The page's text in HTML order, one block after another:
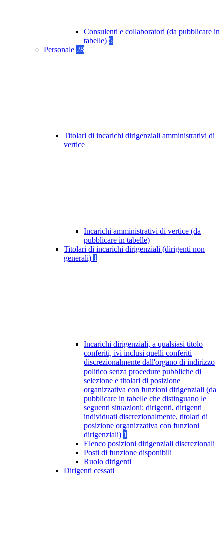
Consulenti e collaboratori (da pubblicare in
tabelle) 5
Personale 28
Titolari di incarichi dirigenziali amministrativi di
vertice
Incarichi amministrativi di vertice (da
pubblicare in tabelle)
Titolari di incarichi dirigenziali (dirigenti non
generali) 1
Incarichi dirigenziali, a qualsiasi titolo
conferiti, ivi inclusi quelli conferiti
discrezionalmente dall'organo di indirizzo
politico senza procedure pubbliche di
selezione e titolari di posizione
organizzativa con funzioni dirigenziali (da
pubblicare in tabelle che distinguano le
seguenti situazioni: dirigenti, dirigenti
individuati discrezionalmente, titolari di
posizione organizzativa con funzioni
dirigenziali) 1
Elenco posizioni dirigenziali discrezionali
Posti di funzione disponibili
Ruolo dirigenti
Dirigenti cessati